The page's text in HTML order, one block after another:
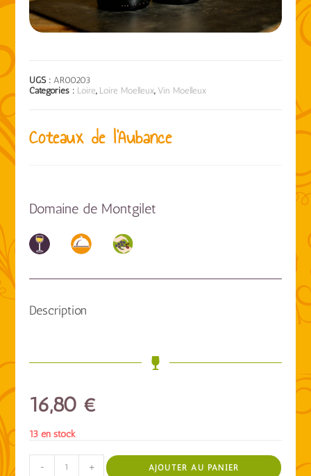
UGS : AR00203
Catégories : Loire, Loire Moelleux, Vin Moelleux
Coteaux de l’Aubance
Domaine de Montgilet
Description
16,80 €
13 en stock
- + AJOUTER AU PANIER